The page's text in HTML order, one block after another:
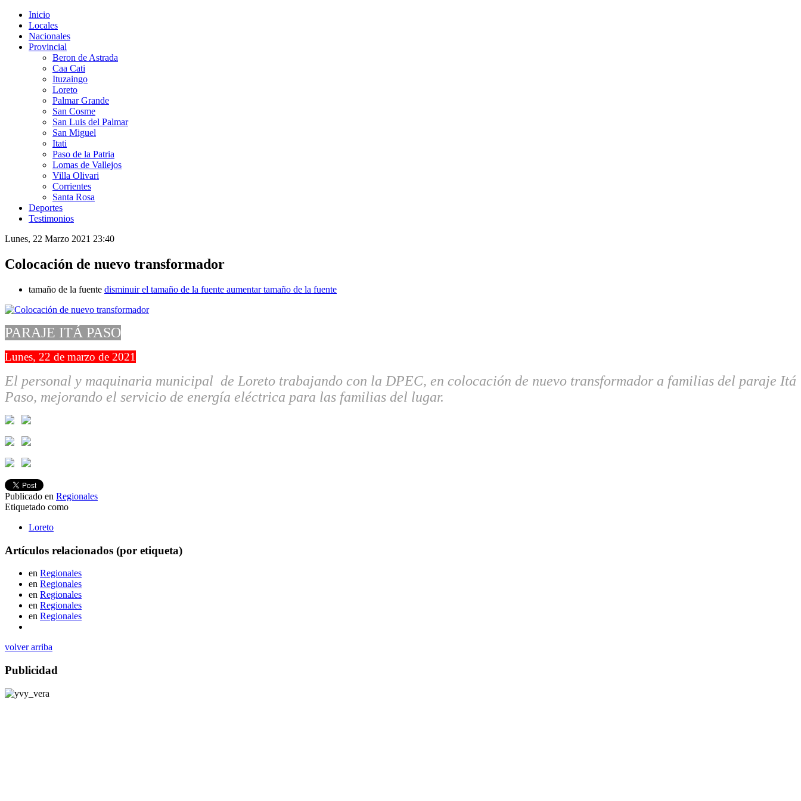
Inicio
Locales
Nacionales
Provincial
Beron de Astrada
Caa Cati
Ituzaingo
Loreto
Palmar Grande
San Cosme
San Luis del Palmar
San Miguel
Itati
Paso de la Patria
Lomas de Vallejos
Villa Olivari
Corrientes
Santa Rosa
Deportes
Testimonios
Lunes, 22 Marzo 2021 23:40
Colocación de nuevo transformador
tamaño de la fuente disminuir el tamaño de la fuente aumentar tamaño de la fuente
PARAJE ITÁ PASO
Lunes, 22 de marzo de 2021
El personal y maquinaria municipal de Loreto trabajando con la DPEC, en colocación de nuevo transformador a familias del paraje Itá
Paso, mejorando el servicio de energía eléctrica para las familias del lugar.
Publicado en Regionales
Etiquetado como
Loreto
Artículos relacionados (por etiqueta)
en Regionales
en Regionales
en Regionales
en Regionales
en Regionales
volver arriba
Publicidad